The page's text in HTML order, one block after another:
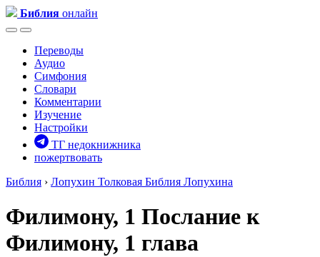
Библия онлайн
Переводы
Аудио
Симфония
Словари
Комментарии
Изучение
Настройки
ТГ недокнижника
пожертвовать
Библия › Лопухин Толковая Библия Лопухина
Филимону, 1 Послание к
Филимону, 1 глава